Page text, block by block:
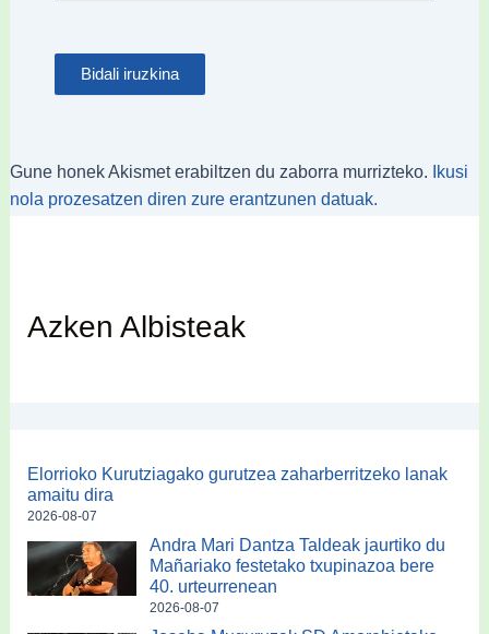
Gune honek Akismet erabiltzen du zaborra murrizteko.
Ikusi
nola prozesatzen diren zure erantzunen datuak.
Azken Albisteak
Elorrioko Kurutziagako gurutzea zaharberritzeko lanak
amaitu dira
2026-08-07
Andra Mari Dantza Taldeak jaurtiko du
Mañariako festetako txupinazoa bere
40. urteurrenean
2026-08-07